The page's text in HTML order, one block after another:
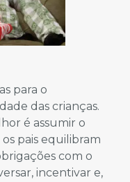
para o
das crianças.
é assumir o
pais equilibram
com o
incentivar e,